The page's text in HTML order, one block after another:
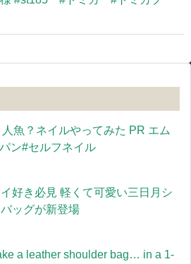
人魚？ネイルやってみた PR エム
ン#セルフネイル
好き必見 軽くて可愛い三日月シ
ッグが新登場
a leather shoulder bag… in a 1-